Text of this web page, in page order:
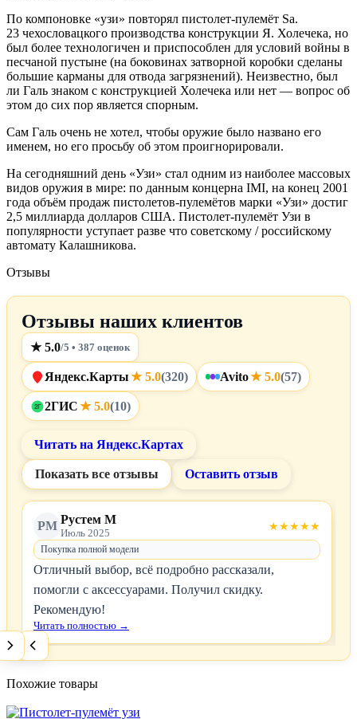
По компоновке «узи» повторял пистолет-пулемёт Sa.
23 чехословацкого производства конструкции Я. Холечека, но
был более технологичен и приспособлен для условий войны в
песчаной пустыне (на боковинах затворной коробки сделаны
большие карманы для отвода загрязнений). Неизвестно, был
ли Галь знаком с конструкцией Холечека или нет — вопрос об
этом до сих пор является спорным.
Сам Галь очень не хотел, чтобы оружие было названо его
именем, но его просьбу об этом проигнорировали.
На сегодняшний день «Узи» стал одним из наиболее массовых
видов оружия в мире: по данным концерна IMI, на конец 2001
года объём продаж пистолетов-пулемётов марки «Узи» достиг
2,5 миллиарда долларов США. Пистолет-пулемёт Узи в
популярности уступает разве что советскому / российскому
автомату Калашникова.
Отзывы
Отзывы наших клиентов
★ 5.0/5 • 387 оценок
Яндекс.Карты★ 5.0(320) Avito★ 5.0(57)
2Г 2ГИС★ 5.0(10)
Читать на Яндекс.Картах
Показать все отзывы Оставить отзыв
РМ Рустем М
Июль 2025
★★★★★
Покупка полной модели
Отличный выбор, всё подробно рассказали,
помогли с аксессуарами. Получил скидку.
Рекомендую!
Читать полностью →
Похожие товары